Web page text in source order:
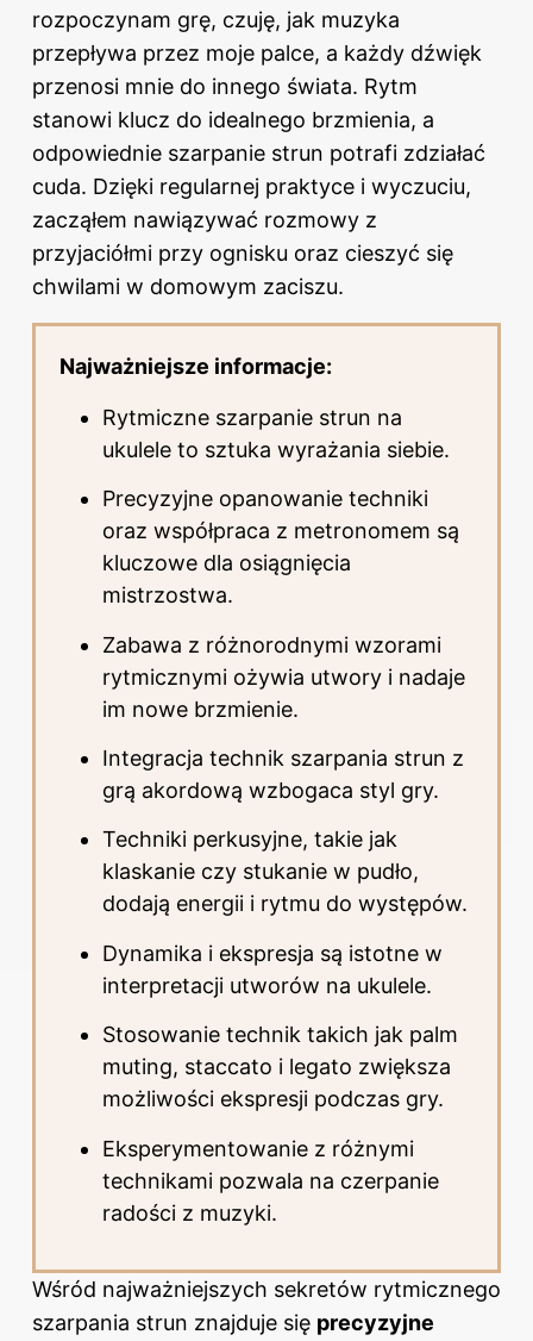
rozpoczynam grę, czuję, jak muzyka
przepływa przez moje palce, a każdy dźwięk
przenosi mnie do innego świata. Rytm
stanowi klucz do idealnego brzmienia, a
odpowiednie szarpanie strun potrafi zdziałać
cuda. Dzięki regularnej praktyce i wyczuciu,
zacząłem nawiązywać rozmowy z
przyjaciółmi przy ognisku oraz cieszyć się
chwilami w domowym zaciszu.
Najważniejsze informacje:
Rytmiczne szarpanie strun na
ukulele to sztuka wyrażania siebie.
Precyzyjne opanowanie techniki
oraz współpraca z metronomem są
kluczowe dla osiągnięcia
mistrzostwa.
Zabawa z różnorodnymi wzorami
rytmicznymi ożywia utwory i nadaje
im nowe brzmienie.
Integracja technik szarpania strun z
grą akordową wzbogaca styl gry.
Techniki perkusyjne, takie jak
klaskanie czy stukanie w pudło,
dodają energii i rytmu do występów.
Dynamika i ekspresja są istotne w
interpretacji utworów na ukulele.
Stosowanie technik takich jak palm
muting, staccato i legato zwiększa
możliwości ekspresji podczas gry.
Eksperymentowanie z różnymi
technikami pozwala na czerpanie
radości z muzyki.
Wśród najważniejszych sekretów rytmicznego
szarpania strun znajduje się precyzyjne